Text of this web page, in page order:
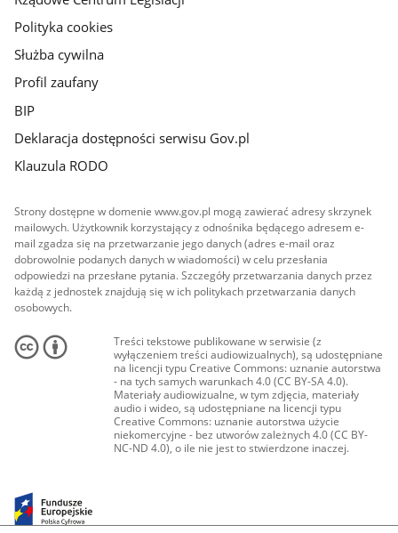
Polityka cookies
Służba cywilna
Profil zaufany
BIP
Deklaracja dostępności serwisu Gov.pl
Klauzula RODO
Strony dostępne w domenie www.gov.pl mogą zawierać adresy skrzynek
mailowych. Użytkownik korzystający z odnośnika będącego adresem e-
mail zgadza się na przetwarzanie jego danych (adres e-mail oraz
dobrowolnie podanych danych w wiadomości) w celu przesłania
odpowiedzi na przesłane pytania. Szczegóły przetwarzania danych przez
każdą z jednostek znajdują się w ich politykach przetwarzania danych
osobowych.
Treści tekstowe publikowane w serwisie (z
wyłączeniem treści audiowizualnych), są udostępniane
na licencji typu Creative Commons: uznanie autorstwa
- na tych samych warunkach 4.0 (CC BY-SA 4.0).
Materiały audiowizualne, w tym zdjęcia, materiały
audio i wideo, są udostępniane na licencji typu
Creative Commons: uznanie autorstwa użycie
niekomercyjne - bez utworów zależnych 4.0 (CC BY-
NC-ND 4.0), o ile nie jest to stwierdzone inaczej.